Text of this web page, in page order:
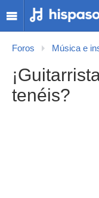
Foros Música e
tenéis?